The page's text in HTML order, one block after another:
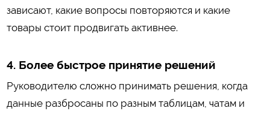
зависают, какие вопросы повторяются и какие
товары стоит продвигать активнее.
4. Более быстрое принятие решений
Руководителю сложно принимать решения, когда
данные разбросаны по разным таблицам, чатам и